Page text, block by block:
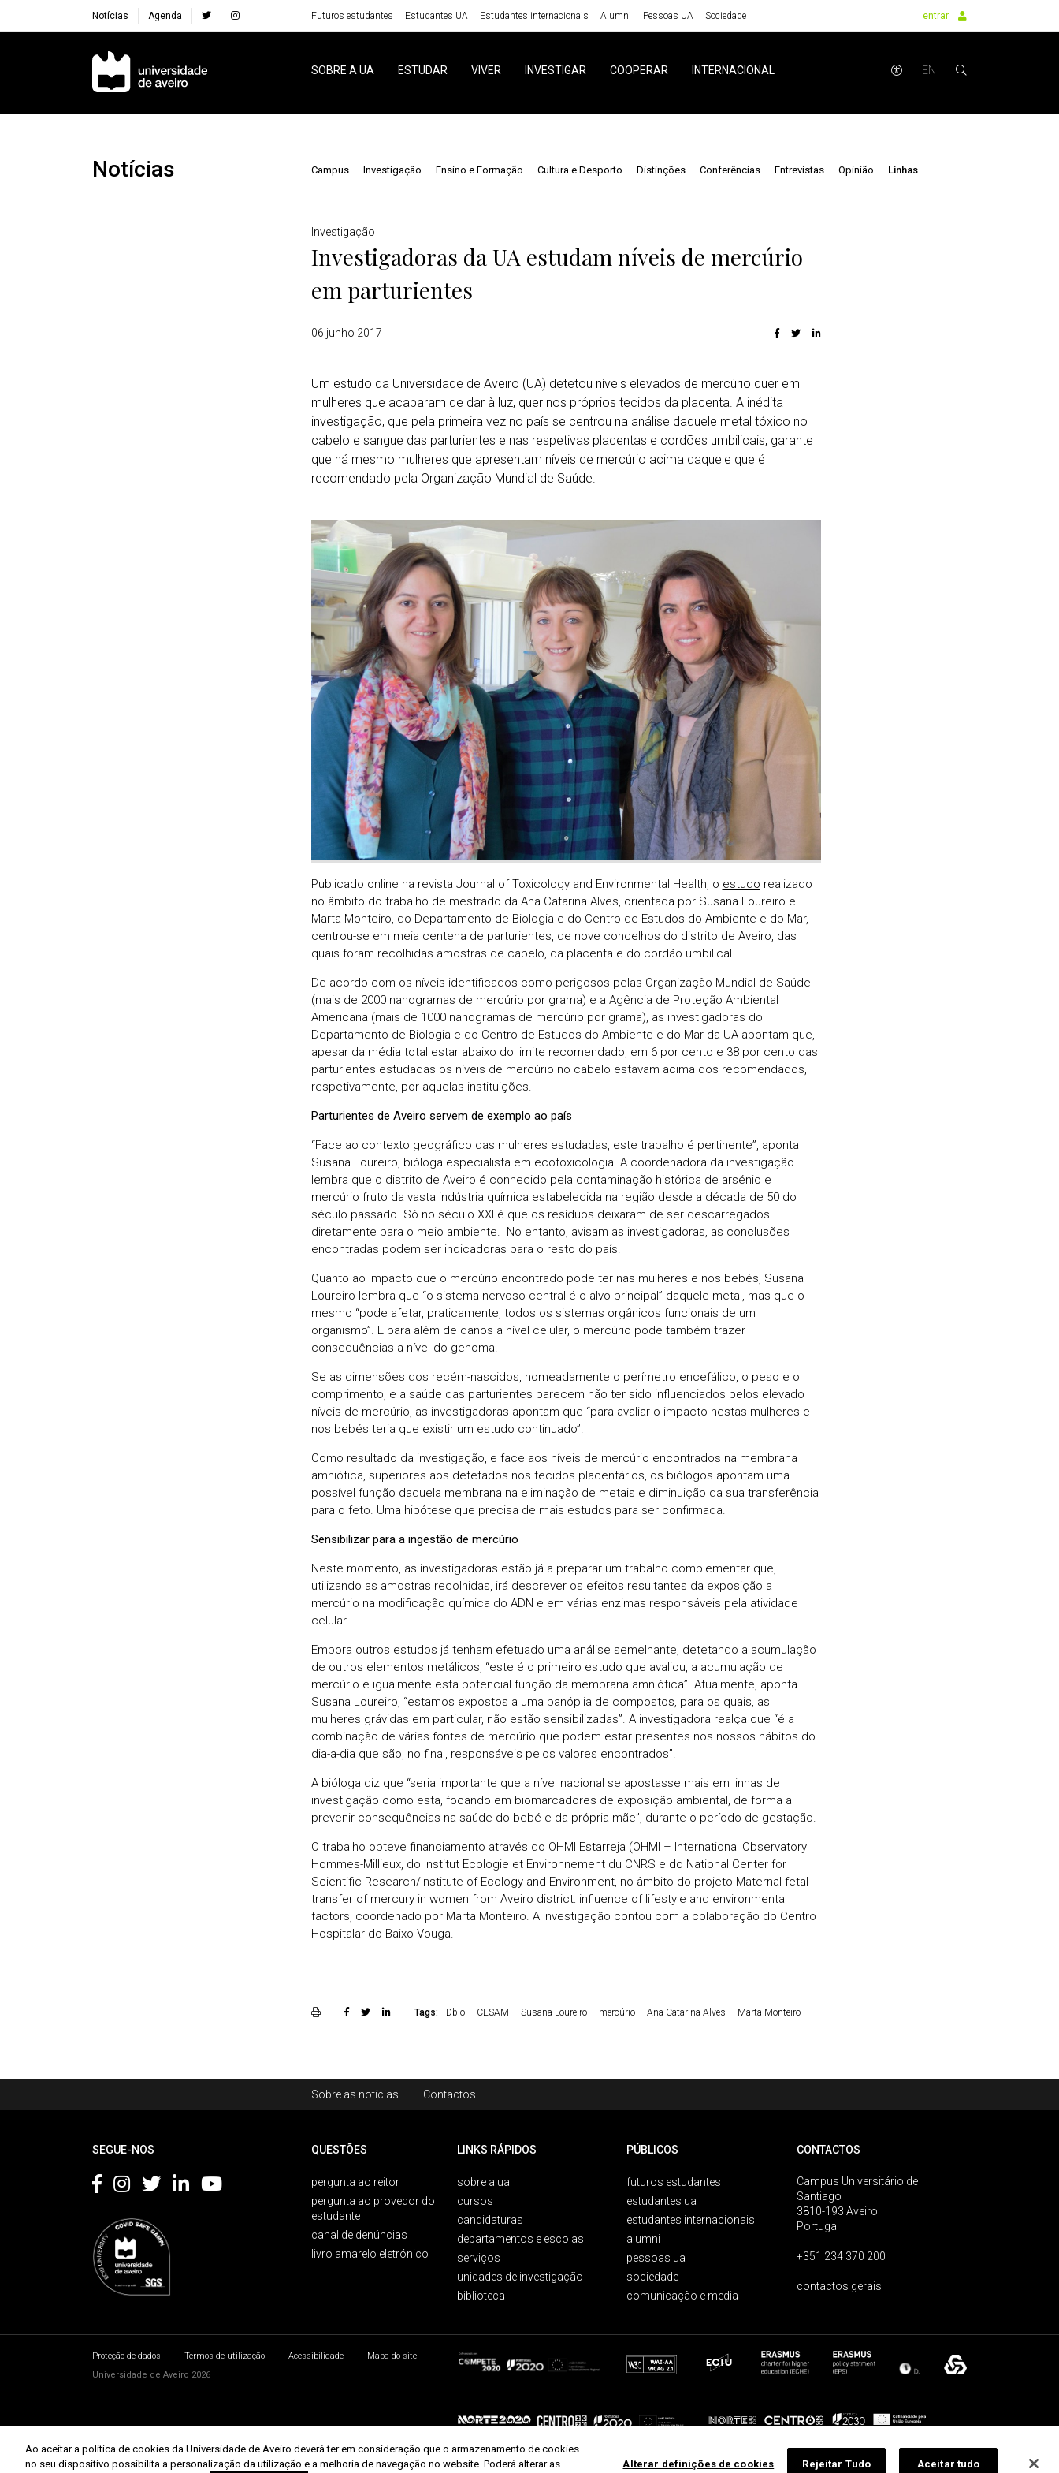
Notícias Agenda Futuros estudantes Estudantes UA Estudantes internacionais Alumni Pessoas UA Sociedade entrar
Navegação Principal
SOBRE A UA ESTUDAR VIVER INVESTIGAR COOPERAR INTERNACIONAL EN
Notícias Campus Investigação Ensino e Formação Cultura e Desporto Distinções Conferências Entrevistas Opinião Linhas
Investigação
Investigadoras da UA estudam níveis de mercúrio
em parturientes
06 junho 2017
Um estudo da Universidade de Aveiro (UA) detetou níveis elevados de mercúrio quer em
mulheres que acabaram de dar à luz, quer nos próprios tecidos da placenta. A inédita
investigação, que pela primeira vez no país se centrou na análise daquele metal tóxico no
cabelo e sangue das parturientes e nas respetivas placentas e cordões umbilicais, garante
que há mesmo mulheres que apresentam níveis de mercúrio acima daquele que é
recomendado pela Organização Mundial de Saúde.
Publicado online na revista Journal of Toxicology and Environmental Health, o estudo realizado
no âmbito do trabalho de mestrado da Ana Catarina Alves, orientada por Susana Loureiro e
Marta Monteiro, do Departamento de Biologia e do Centro de Estudos do Ambiente e do Mar,
centrou-se em meia centena de parturientes, de nove concelhos do distrito de Aveiro, das
quais foram recolhidas amostras de cabelo, da placenta e do cordão umbilical.
De acordo com os níveis identificados como perigosos pelas Organização Mundial de Saúde
(mais de 2000 nanogramas de mercúrio por grama) e a Agência de Proteção Ambiental
Americana (mais de 1000 nanogramas de mercúrio por grama), as investigadoras do
Departamento de Biologia e do Centro de Estudos do Ambiente e do Mar da UA apontam que,
apesar da média total estar abaixo do limite recomendado, em 6 por cento e 38 por cento das
parturientes estudadas os níveis de mercúrio no cabelo estavam acima dos recomendados,
respetivamente, por aquelas instituições.
Parturientes de Aveiro servem de exemplo ao país
“Face ao contexto geográfico das mulheres estudadas, este trabalho é pertinente”, aponta
Susana Loureiro, bióloga especialista em ecotoxicologia. A coordenadora da investigação
lembra que o distrito de Aveiro é conhecido pela contaminação histórica de arsénio e
mercúrio fruto da vasta indústria química estabelecida na região desde a década de 50 do
século passado. Só no século XXI é que os resíduos deixaram de ser descarregados
diretamente para o meio ambiente. No entanto, avisam as investigadoras, as conclusões
encontradas podem ser indicadoras para o resto do país.
Quanto ao impacto que o mercúrio encontrado pode ter nas mulheres e nos bebés, Susana
Loureiro lembra que “o sistema nervoso central é o alvo principal” daquele metal, mas que o
mesmo “pode afetar, praticamente, todos os sistemas orgânicos funcionais de um
organismo”. E para além de danos a nível celular, o mercúrio pode também trazer
consequências a nível do genoma.
Se as dimensões dos recém-nascidos, nomeadamente o perímetro encefálico, o peso e o
comprimento, e a saúde das parturientes parecem não ter sido influenciados pelos elevado
níveis de mercúrio, as investigadoras apontam que “para avaliar o impacto nestas mulheres e
nos bebés teria que existir um estudo continuado”.
Como resultado da investigação, e face aos níveis de mercúrio encontrados na membrana
amniótica, superiores aos detetados nos tecidos placentários, os biólogos apontam uma
possível função daquela membrana na eliminação de metais e diminuição da sua transferência
para o feto. Uma hipótese que precisa de mais estudos para ser confirmada.
Sensibilizar para a ingestão de mercúrio
Neste momento, as investigadoras estão já a preparar um trabalho complementar que,
utilizando as amostras recolhidas, irá descrever os efeitos resultantes da exposição a
mercúrio na modificação química do ADN e em várias enzimas responsáveis pela atividade
celular.
Embora outros estudos já tenham efetuado uma análise semelhante, detetando a acumulação
de outros elementos metálicos, “este é o primeiro estudo que avaliou, a acumulação de
mercúrio e igualmente esta potencial função da membrana amniótica”. Atualmente, aponta
Susana Loureiro, “estamos expostos a uma panóplia de compostos, para os quais, as
mulheres grávidas em particular, não estão sensibilizadas”. A investigadora realça que “é a
combinação de várias fontes de mercúrio que podem estar presentes nos nossos hábitos do
dia-a-dia que são, no final, responsáveis pelos valores encontrados”.
A bióloga diz que “seria importante que a nível nacional se apostasse mais em linhas de
investigação como esta, focando em biomarcadores de exposição ambiental, de forma a
prevenir consequências na saúde do bebé e da própria mãe”, durante o período de gestação.
O trabalho obteve financiamento através do OHMI Estarreja (OHMI – International Observatory
Hommes-Millieux, do Institut Ecologie et Environnement du CNRS e do National Center for
Scientific Research/Institute of Ecology and Environment, no âmbito do projeto Maternal-fetal
transfer of mercury in women from Aveiro district: influence of lifestyle and environmental
factors, coordenado por Marta Monteiro. A investigação contou com a colaboração do Centro
Hospitalar do Baixo Vouga.
Tags: Dbio CESAM Susana Loureiro mercúrio Ana Catarina Alves Marta Monteiro
Sobre as notícias Contactos
SEGUE-NOS QUESTÕES
pergunta ao reitor
pergunta ao provedor do
estudante
canal de denúncias
livro amarelo eletrónico
LINKS RÁPIDOS
sobre a ua
cursos
candidaturas
departamentos e escolas
serviços
unidades de investigação
biblioteca
PÚBLICOS
futuros estudantes
estudantes ua
estudantes internacionais
alumni
pessoas ua
sociedade
comunicação e media
CONTACTOS
Campus Universitário de
Santiago
3810-193 Aveiro
Portugal
+351 234 370 200
contactos gerais
Proteção de dados Termos de utilização Acessibilidade
Mapa do site
Universidade de Aveiro 2026
Ao aceitar a política de cookies da Universidade de Aveiro deverá ter em consideração que o armazenamento de cookies
no seu dispositivo possibilita a personalização da utilização e a melhoria de navegação no website. Poderá alterar as
Alterar definições de cookies Rejeitar Tudo Aceitar tudo